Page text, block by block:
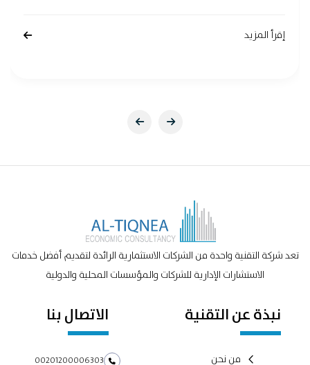
إقرأ المزيد
تعد شركة التقنية واحدة من الشركات الاستثمارية الرائدة لتقديم أفضل خدمات
الاستشارات الإدارية للشركات والمؤسسات المحلية والدولية
نبذة عن التقنية
من نحن
الاتصال بنا
00201200006303